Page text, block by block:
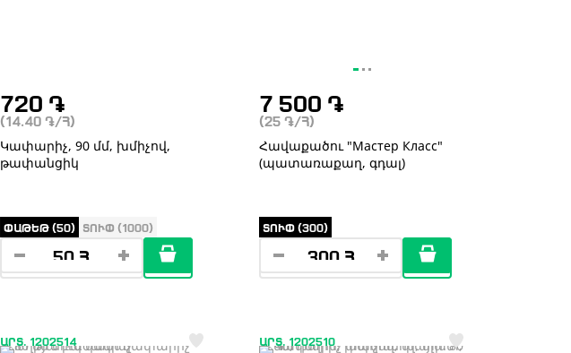
720 ֏
(14.40 ֏/Հ)
Կափարիչ, 90 մմ, խմիչով,
թափանցիկ
ՓԱԹԵԹ (50) ՏՈՒՓ (1000)
7 500 ֏
(25֏ /Հ)
Հավաքածու "Мастер Класс"
(պատառաքաղ, գդալ)
ՏՈՒՓ (300)
ԱՐՏ. 1202514 ԱՐՏ. 1202510